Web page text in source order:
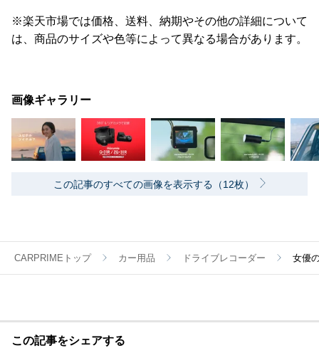
※楽天市場では価格、送料、納期やその他の詳細について
は、商品のサイズや色等によって異なる場合があります。
画像ギャラリー
この記事のすべての画像を表示する（12枚）
CARPRIMEトップ カー用品 ドライブレコーダー 女優
この記事をシェアする